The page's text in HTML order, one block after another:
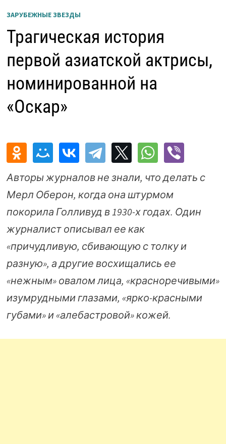
ЗАРУБЕЖНЫЕ ЗВЕЗДЫ
Трагическая история
первой азиатской актрисы,
номинированной на
«Оскар»
Авторы журналов не знали, что делать с
Мерл Оберон, когда она штурмом
покорила Голливуд в 1930-х годах. Один
журналист описывал ее как
«причудливую, сбивающую с толку и
разную», а другие восхищались ее
«нежным» овалом лица, «красноречивыми»
изумрудными глазами, «ярко-красными
губами» и «алебастровой» кожей.